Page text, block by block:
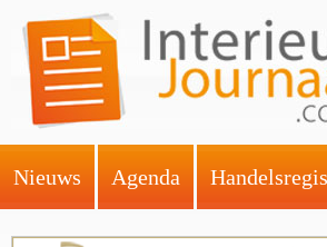
Nieuws Agenda